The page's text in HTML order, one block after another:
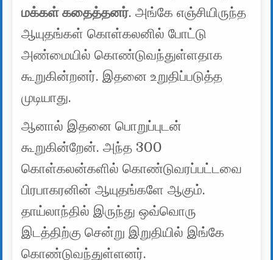
மக்கள் கதைத்தனர். அங்கே எஞ்சியிருந்த
ஆயுதங்கள் கொள்கலனில் போட்டு
அண்மையில் கொண்டுவந்துள்ளதாக
கூறுகின்றனர். இதனை உறுதிப்படுத்த
முடியாது.
ஆனால் இதனை பொறுப்புடன்
கூறுகின்றேன். அந்த 300
கொள்கலன்களில் கொண்டுவரப்பட்டவை
பிரபாகரனின் ஆயுதங்களே ஆகும்.
தாய்லாந்தில் இருந்து ஒவ்வொரு
இடத்திற்கு சென்று இறுதியில் இங்கே
கொண்டுவந்துள்ளனர்.